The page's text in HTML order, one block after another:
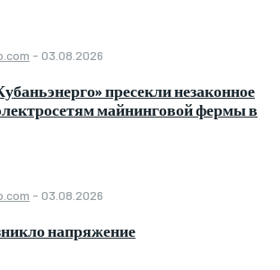
- 03.08.2026
пресекли незаконное
майнинговой фермы в
- 03.08.2026
напряжение